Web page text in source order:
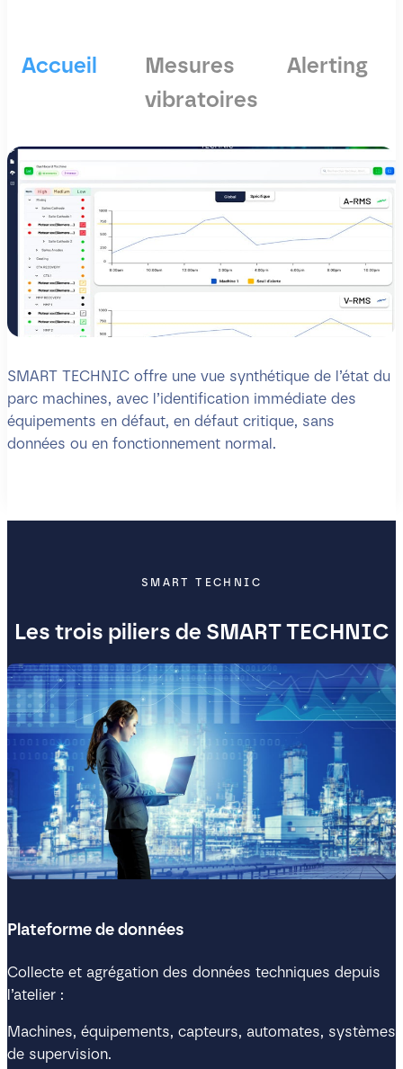
Accueil
Mesures
vibratoires
Alerting
SMART TECHNIC offre une vue synthétique de l’état du
parc machines, avec l’identification immédiate des
équipements en défaut, en défaut critique, sans
données ou en fonctionnement normal.
SMART TECHNIC
Les trois piliers de SMART TECHNIC
Plateforme de données
Collecte et agrégation des données techniques depuis
l’atelier :
Machines, équipements, capteurs, automates, systèmes
de supervision.